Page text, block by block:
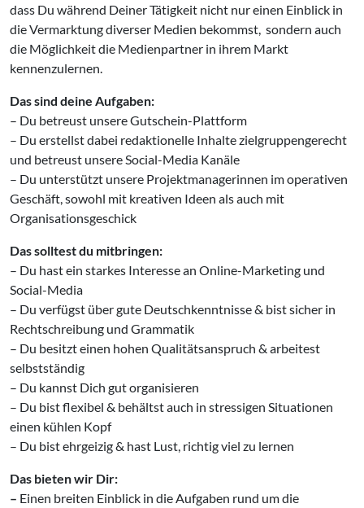
dass Du während Deiner Tätigkeit nicht nur einen Einblick in
die Vermarktung diverser Medien bekommst, sondern auch
die Möglichkeit die Medienpartner in ihrem Markt
kennenzulernen.
Das sind deine Aufgaben:
– Du betreust unsere Gutschein-Plattform
– Du erstellst dabei redaktionelle Inhalte zielgruppengerecht
und betreust unsere Social-Media Kanäle
– Du unterstützt unsere Projektmanagerinnen im operativen
Geschäft, sowohl mit kreativen Ideen als auch mit
Organisationsgeschick
Das solltest du mitbringen:
– Du hast ein starkes Interesse an Online-Marketing und
Social-Media
– Du verfügst über gute Deutschkenntnisse & bist sicher in
Rechtschreibung und Grammatik
– Du besitzt einen hohen Qualitätsanspruch & arbeitest
selbstständig
– Du kannst Dich gut organisieren
– Du bist flexibel & behältst auch in stressigen Situationen
einen kühlen Kopf
– Du bist ehrgeizig & hast Lust, richtig viel zu lernen
Das bieten wir Dir:
– Einen breiten Einblick in die Aufgaben rund um die